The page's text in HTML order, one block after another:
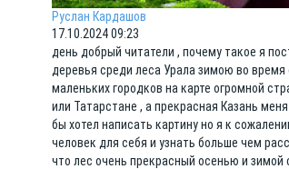
Руслан Кардашов
17.10.2024 09:23
день добрый читатели , почему такое я
деревья среди леса Урала зимою во
маленьких городков на карте огромной
или Татарстане , а прекрасная Казань
бы хотел написать картину но я к
человек для себя и узнать больше чем
что лес очень прекрасный осенью и зимой